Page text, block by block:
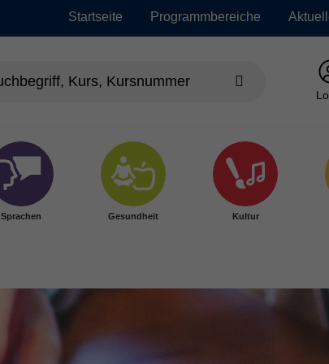
Startseite Programmbereiche
Sprachen Gesundheit Kultur